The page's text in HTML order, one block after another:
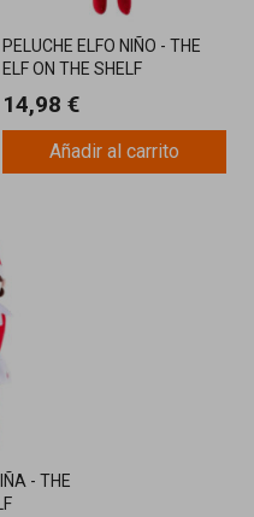
PELUCHE ELFO NIÑO - THE
ELF ON THE SHELF
14,98 €
Añadir al carrito
- THE